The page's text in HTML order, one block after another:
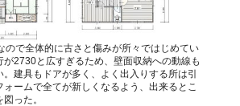
ので全体的に古さと傷みが所々ではじめてい
が2730と広すぎるため、壁面収納への動線も
建具もドアが多く、よく出入りする所は引
ォームで全てが新しくなるよう、出来るとこ
った。